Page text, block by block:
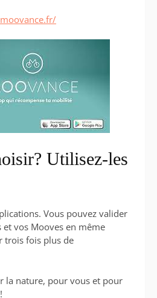
vance.fr/
Utilisez-les
Vous pouvez valider
et vos Mooves en même
trois fois plus de
la nature, pour vous et pour